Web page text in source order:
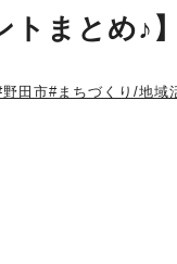
トまとめ♪
野田市#まちづくり/地域